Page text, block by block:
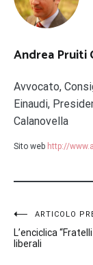
Andrea Pruiti
Avvocato,
Einaudi,
Calanovella
Sito web http://
articoli
ARTICOLO
L’enciclica
liberali